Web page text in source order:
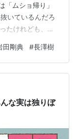
「ムショ帰り」
いているんだろ
たけれども、ど
るとまでは想像
は何を見せられ
、桐子の人柄が
た。 自己肯定感
、 彼女のお人好
田剛典 #長澤樹
な実は独りぼ